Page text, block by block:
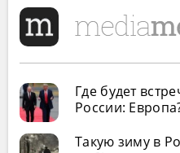
Где будет
России:
Такую зиму в